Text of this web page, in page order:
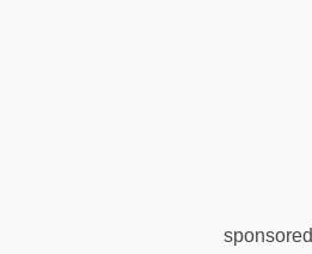
sponsored